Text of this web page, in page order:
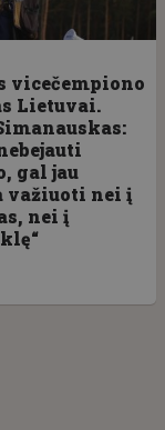
vicečempiono
Lietuvai.
gal jau
važiuoti nei į
nei į